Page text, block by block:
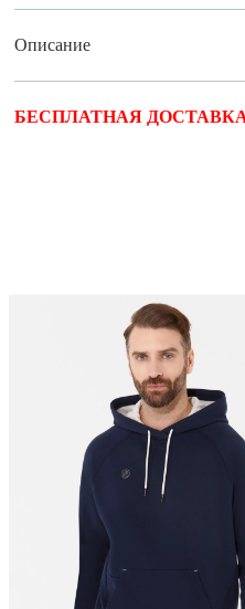
Описание
БЕСПЛАТНАЯ